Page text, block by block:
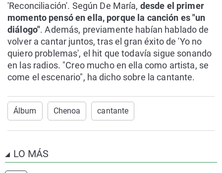
'Reconciliación'. Según De María, desde el primer
momento pensó en ella, porque la canción es "un
diálogo". Además, previamente habían hablado de
volver a cantar juntos, tras el gran éxito de 'Yo no
quiero problemas', el hit que todavía sigue sonando
en las radios. "Creo mucho en ella como artista, se
come el escenario", ha dicho sobre la cantante.
Álbum Chenoa cantante
LO MÁS